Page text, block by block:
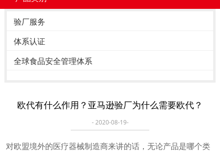
验厂服务
体系认证
全球食品安全管理体系
欧代有什么作用？亚马逊验厂为什么需要欧代？
- 2020-08-19-
对欧盟境外的医疗器械制造商来讲的话，无论产品是哪个类